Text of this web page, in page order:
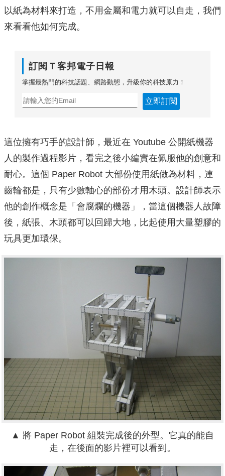
以紙為材料來打造，不用金屬和電力就可以自走，我們
來看看他如何完成。
訂閱Ｔ客邦電子日報
掌握最熱門的科技話題、網路動態，升級你的科技原力！
立即訂閱
這位擁有巧手的設計師，最近在 Youtube 公開紙機器
人的製作過程影片，看完之後小編實在佩服他的創意和
耐心。這個 Paper Robot 大部份使用紙做為材料，連
齒輪都是，只有少數軸心的部份才用木頭。設計師表示
他的創作概念是「 會腐爛的機器」，當這個機器人故障
後，紙張、木頭都可以回歸大地，比起使用大量塑膠的
玩具更加環保。
▲ 將 Paper Robot 組裝完成後的外型。它真的能自
走，在後面的影片裡可以看到。